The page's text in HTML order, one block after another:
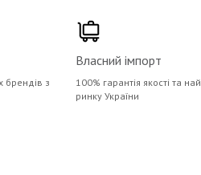
брендів з
Власний імпорт
100% гарантія якості та
ринку України